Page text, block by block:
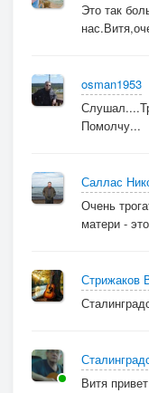
Это так
osman1953
Помолчу...
Саллас
Очень
матери -
Стрижаков
Витя